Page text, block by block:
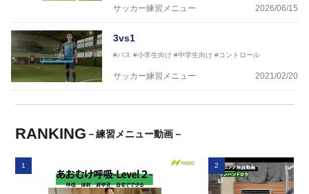
サッカー練習メニュー 2026/06/15
3vs1
#パス #小学生向け #中学生向け #コントロール
サッカー練習メニュー 2021/02/20
RANKING －練習メニュー動画－
1 2